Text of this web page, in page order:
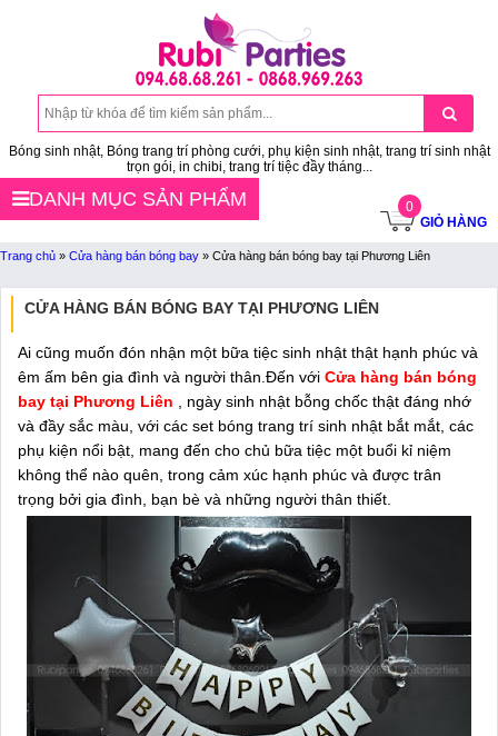
Bóng sinh nhật, Bóng trang trí phòng cưới, phụ kiện sinh nhật, trang trí sinh nhật
trọn gói, in chibi, trang trí tiệc đầy tháng...
0
GIỎ HÀNG
DANH MỤC SẢN PHẨM
Trang chủ » Cửa hàng bán bóng bay » Cửa hàng bán bóng bay tại Phương Liên
CỬA HÀNG BÁN BÓNG BAY TẠI PHƯƠNG LIÊN
Ai cũng muốn đón nhận một bữa tiệc sinh nhật thật hạnh phúc và
êm ấm bên gia đình và người thân.Đến với Cửa hàng bán bóng
bay tại Phương Liên
, ngày sinh nhật bỗng chốc thật đáng nhớ
và đầy sắc màu, với các set bóng trang trí sinh nhật bắt mắt, các
phụ kiện nổi bật, mang đến cho chủ bữa tiệc một buổi kỉ niệm
không thể nào quên, trong cảm xúc hạnh phúc và được trân
trọng bởi gia đình, bạn bè và những người thân thiết.